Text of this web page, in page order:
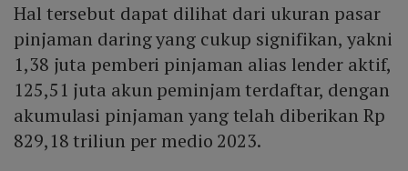
Hal tersebut dapat dilihat dari ukuran pasar
pinjaman daring yang cukup signifikan, yakni
1,38 juta pemberi pinjaman alias lender aktif,
125,51 juta akun peminjam terdaftar, dengan
akumulasi pinjaman yang telah diberikan Rp
829,18 triliun per medio 2023.